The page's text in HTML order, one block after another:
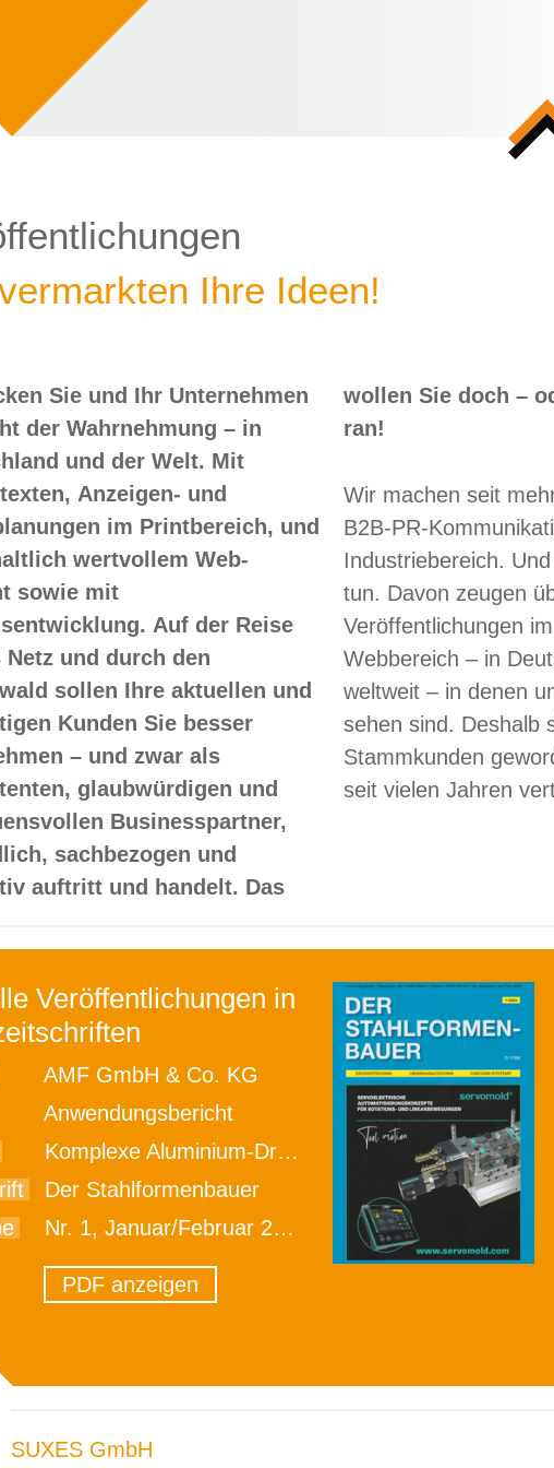
Ihre Ideen!
Sie und Ihr Unternehmen
der Wahrnehmung – in
und der Welt. Mit
Anzeigen- und
im Printbereich, und
wertvollem Web-
sowie mit
Auf der Reise
Netz und durch den
sollen Ihre aktuellen und
Kunden Sie besser
– und zwar als
glaubwürdigen und
Businesspartner,
sachbezogen und
auftritt und handelt. Das
doch – oder? Dann nix wie
ran!
Wir machen seit
B2B-PR-
Industriebereich.
tun. Davon zeugen
Veröffentlichungen
Webbereich – in
weltweit – in denen
sehen sind. Deshalb
Stammkunden
seit vielen Jahren
Veröffentlichungen in
AMF GmbH & Co. KG
Anwendungsbericht
Komplexe Aluminium-Druckgussteile sicher spannen
Der Stahlformenbauer
Nr. 1, Januar/Februar 2023
PDF anzeigen
SUXES GmbH